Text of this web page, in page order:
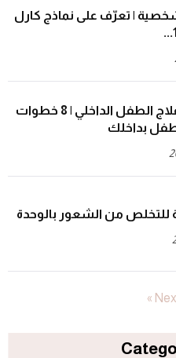
| تعرّف على نماذج كارل
خطوات علاج الطفل الداخلي | 8 خطوات
بداخلك
Next